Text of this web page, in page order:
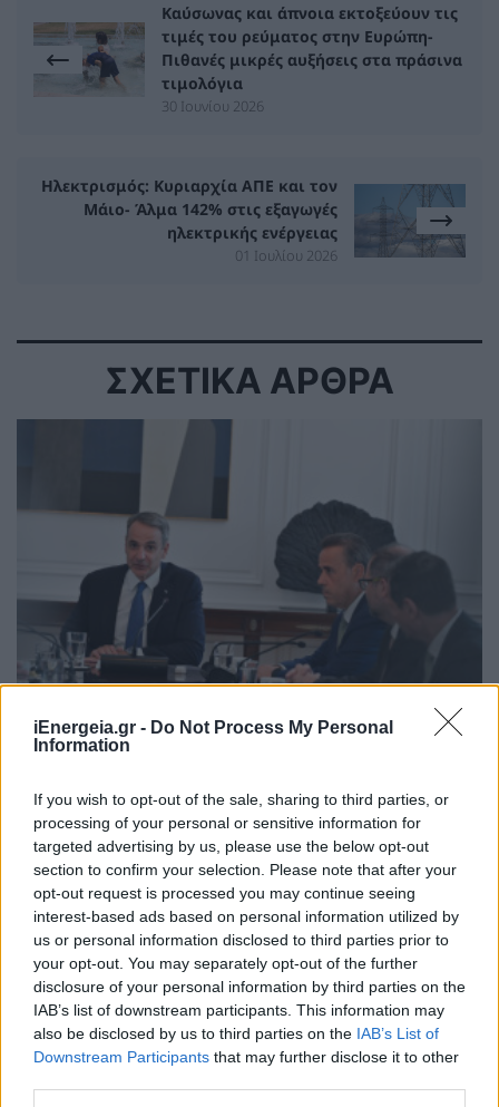
iEnergeia.gr - Do Not Process My Personal
Information
If you wish to opt-out of the sale, sharing to third parties, or
processing of your personal or sensitive information for
targeted advertising by us, please use the below opt-out
section to confirm your selection. Please note that after your
opt-out request is processed you may continue seeing
interest-based ads based on personal information utilized by
us or personal information disclosed to third parties prior to
your opt-out. You may separately opt-out of the further
disclosure of your personal information by third parties on the
IAB’s list of downstream participants. This information may
also be disclosed by us to third parties on the IAB’s List of
Downstream Participants that may further disclose it to other
Καύσωνας και άπνοια εκτοξεύουν τις
τιμές του ρεύματος στην Ευρώπη-
Πιθανές μικρές αυξήσεις στα πράσινα
τιμολόγια
30 Ιουνίου 2026
Ηλεκτρισμός: Κυριαρχία ΑΠΕ και τον
Μάιο- Άλμα 142% στις εξαγωγές
ηλεκτρικής ενέργειας
01 Ιουλίου 2026
ΣΧΕΤΙΚΑ ΑΡΘΡΑ
ΠΟΛΙΤΙΚΗ
του ενεργειακού κόστους και την ενεργειακή
αναβάθμιση της μεταποίησης ως το 2030
06/08/2026 - 15:08